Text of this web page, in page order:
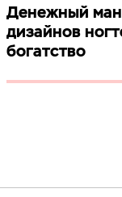
Денежный
дизайнов
богатство